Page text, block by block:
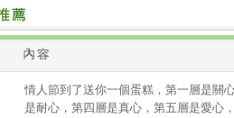
情人節到了送你一個蛋糕，第一層是關
是耐心，第四層是真心，第五層是愛心